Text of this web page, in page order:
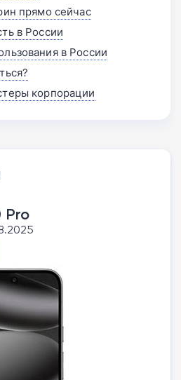
прямо сейчас
в России
в России
корпорации
Pro